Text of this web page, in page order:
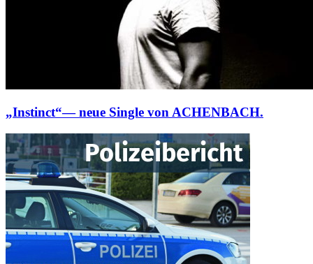
„Instinct“— neue Single von ACHENBACH.